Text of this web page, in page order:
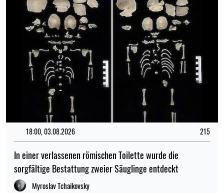
18:00, 03.08.2026 215
In einer verlassenen römischen Toilette wurde die
sorgfältige Bestattung zweier Säuglinge entdeckt
Myroslav Tchaikovsky